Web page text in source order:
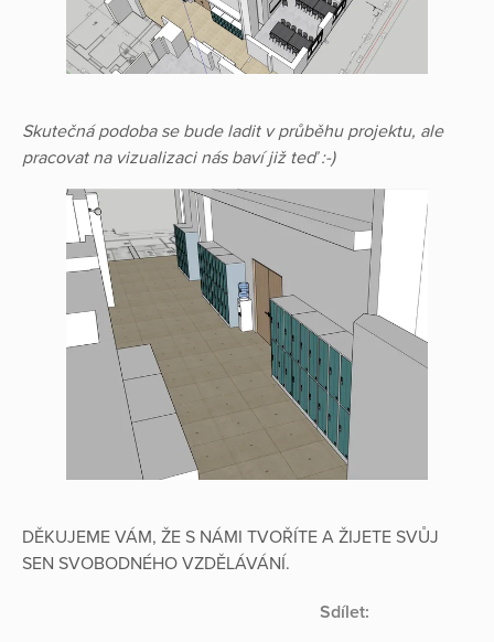
Skutečná podoba se bude ladit v průběhu projektu, ale
pracovat na vizualizaci nás baví již teď :-)
DĚKUJEME VÁM, ŽE S NÁMI TVOŘÍTE A ŽIJETE SVŮJ
SEN SVOBODNÉHO VZDĚLÁVÁNÍ.
Sdílet: